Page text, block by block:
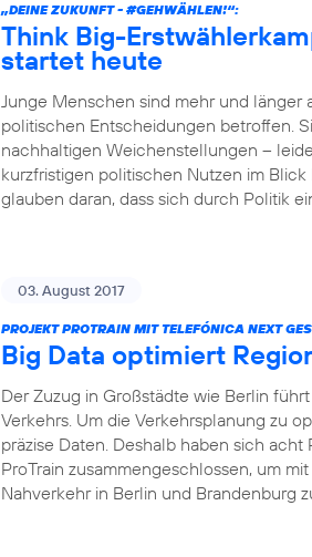
„DEINE ZUKUNFT - #GEHWÄHLEN!“:
Think Big-
startet heute
Junge Menschen sind mehr und
politischen Entscheidungen betroffen.
nachhaltigen Weichenstellungen –
kurzfristigen politischen Nutzen im
glauben daran, dass sich durch Politik
03. August 2017
PROJEKT PROTRAIN MIT TELEFÓNICA NEXT
Big Data optimiert
Der Zuzug in Großstädte wie Berlin
Verkehrs. Um die Verkehrsplanung zu
präzise Daten. Deshalb haben sich
ProTrain zusammengeschlossen, um
Nahverkehr in Berlin und Brandenburg